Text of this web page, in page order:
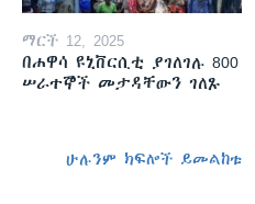
ማርች 12, 2025
በሐዋሳ ዩኒቨርሲቲ ያገለገሉ 800
ሠራተኞች መታዳቸውን ገለጹ
ሁሉንም ክፍሎች ይመልከቱ